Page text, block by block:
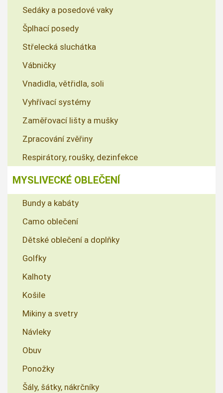
Sedáky a posedové vaky
Šplhací posedy
Střelecká sluchátka
Vábničky
Vnadidla, větřidla, soli
Vyhřívací systémy
Zaměřovací lišty a mušky
Zpracování zvěřiny
Respirátory, roušky, dezinfekce
MYSLIVECKÉ OBLEČENÍ
Bundy a kabáty
Camo oblečení
Dětské oblečení a doplňky
Golfky
Kalhoty
Košile
Mikiny a svetry
Návleky
Obuv
Ponožky
Šály, šátky, nákrčníky